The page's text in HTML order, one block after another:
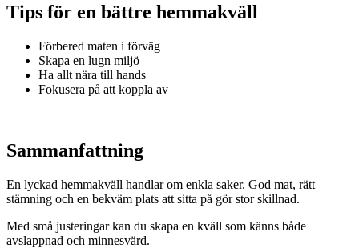
Tips för en bättre hemmakväll
Förbered maten i förväg
Skapa en lugn miljö
Ha allt nära till hands
Fokusera på att koppla av
—
Sammanfattning
En lyckad hemmakväll handlar om enkla saker. God mat, rätt
stämning och en bekväm plats att sitta på gör stor skillnad.
Med små justeringar kan du skapa en kväll som känns både
avslappnad och minnesvärd.